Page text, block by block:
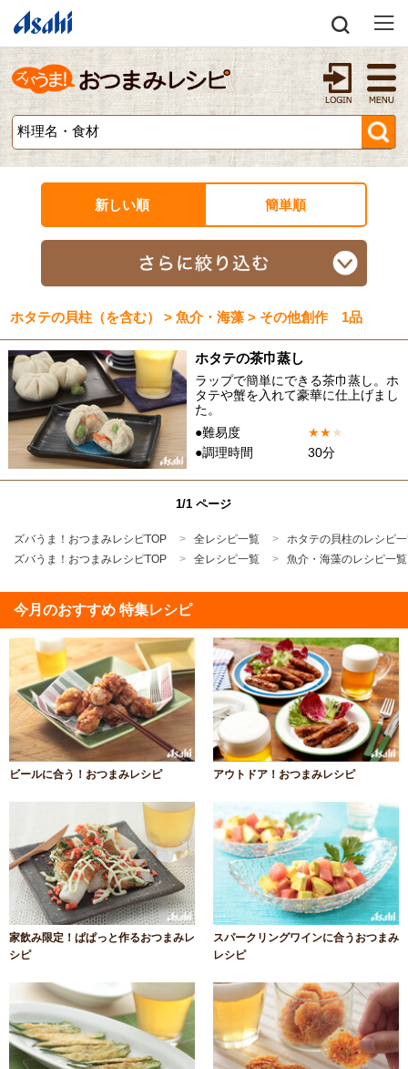
新しい順 簡単順
ホタテの貝柱（を含む） > 魚介・海藻 > その他創作 1品
ホタテの茶巾蒸し
ラップで簡単にできる茶巾蒸し。ホ
タテや蟹を入れて豪華に仕上げまし
た。
●難易度
★★★
●調理時間
30分
1/1 ページ
ズバうま！おつまみレシピTOP 全レシピ一覧
ホタテの貝柱のレシピ
ズバうま！おつまみレシピTOP
全レシピ一覧 魚介・海藻のレシピ一覧
今月のおすすめ 特集レシピ
ビールに合う！おつまみレシピ アウトドア！おつまみレシピ
家飲み限定！ぱぱっと作るおつまみレ
シピ
スパークリングワインに合うおつまみ
レシピ